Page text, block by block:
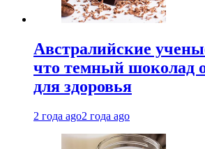
Австралийские
что темный шоколад
для здоровья
2 года ago2 года ago